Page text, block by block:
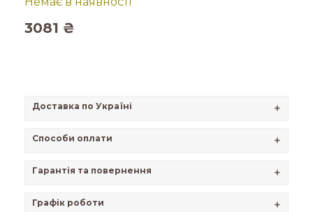
3081 ₴
Доставка по Україні +
Способи оплати +
Гарантія та повернення +
Графік роботи +